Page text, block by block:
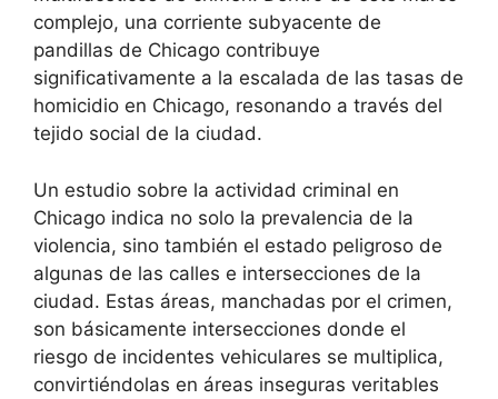
complejo, una corriente subyacente de
pandillas de Chicago contribuye
significativamente a la escalada de las tasas de
homicidio en Chicago, resonando a través del
tejido social de la ciudad.
Un estudio sobre la actividad criminal en
Chicago indica no solo la prevalencia de la
violencia, sino también el estado peligroso de
algunas de las calles e intersecciones de la
ciudad. Estas áreas, manchadas por el crimen,
son básicamente intersecciones donde el
riesgo de incidentes vehiculares se multiplica,
convirtiéndolas en áreas inseguras veritables